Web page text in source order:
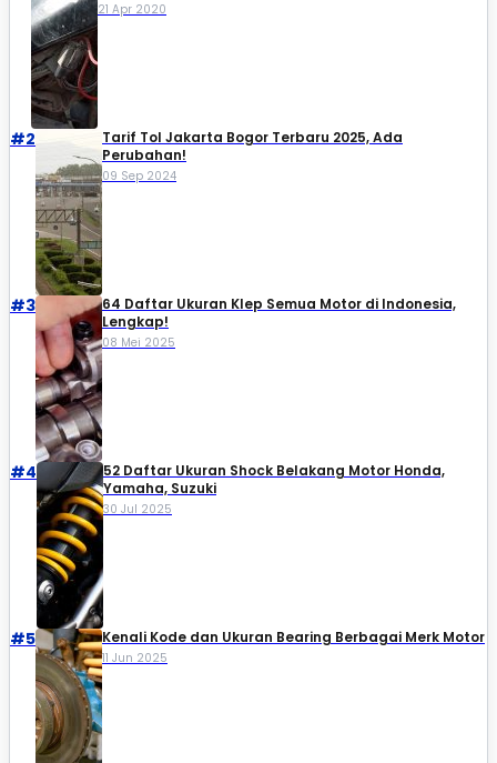
21 Apr 2020
#2
Tarif Tol Jakarta Bogor Terbaru 2025, Ada
Perubahan!
09 Sep 2024
#3
64 Daftar Ukuran Klep Semua Motor di Indonesia,
Lengkap!
08 Mei 2025
#4
52 Daftar Ukuran Shock Belakang Motor Honda,
Yamaha, Suzuki​
30 Jul 2025
#5 Kenali Kode dan Ukuran Bearing Berbagai Merk Motor
11 Jun 2025